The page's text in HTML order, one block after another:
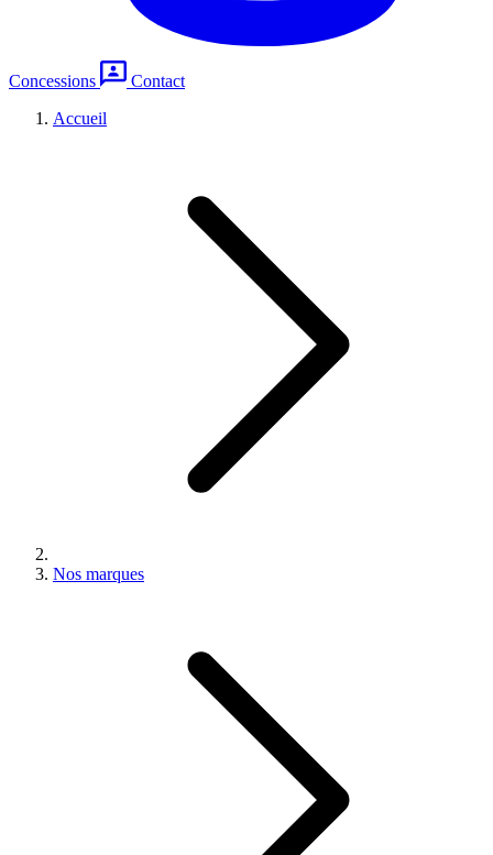
Concessions
Contact
Accueil
Nos marques